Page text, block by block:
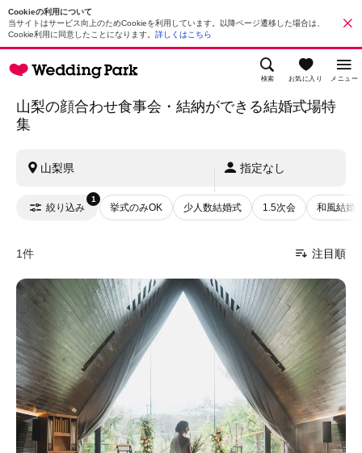
Cookieの利用について
当サイトはサービス向上のためCookieを利用しています。以降ページ遷移した場合は、
Cookie利用に同意したことになります。 詳しくはこちら
検索 お気に入り メニュー
山梨の顔合わせ食事会・結納ができる結婚式場特
集
山梨県 指定なし
絞り込み
1
挙式のみOK 少人数結婚式 1.5次会 和風結婚
1件 注目順